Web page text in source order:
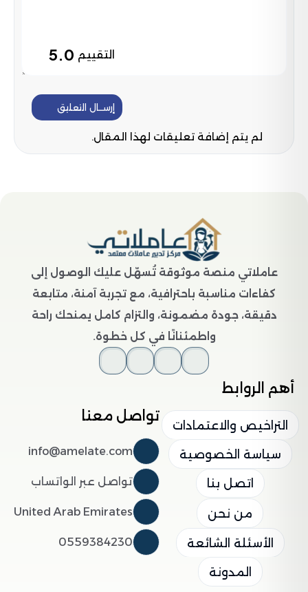
التقييم 5.0
إرســال التعليق
لم يتم إضافة تعليقات لهذا المقال.
عاملاتي منصة موثوقة تُسهّل عليك الوصول إلى
كفاءات مناسبة باحترافية، مع تجربة آمنة، متابعة
دقيقة، جودة مضمونة، والتزام كامل يمنحك راحة
واطمئنانًا في كل خطوة.
أهم الروابط
التراخيص والاعتمادات
سياسة الخصوصية
اتصل بنا
من نحن
الأسئلة الشائعة
المدونة
تواصل معنا
info@amelate.com
تواصل عبر الواتساب
United Arab Emirates
0559384230